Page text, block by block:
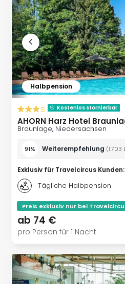
Halbpension
s Kostenlos stornierbar
AHORN Harz Hotel
Braunlage, Niedersachsen
91% Weiterempfehlung (1.703
Exklusiv für Travelcircus Kunden:
Tägliche Halbpension
Preis exklusiv nur bei
ab 74 €
pro Person für 1 Nacht